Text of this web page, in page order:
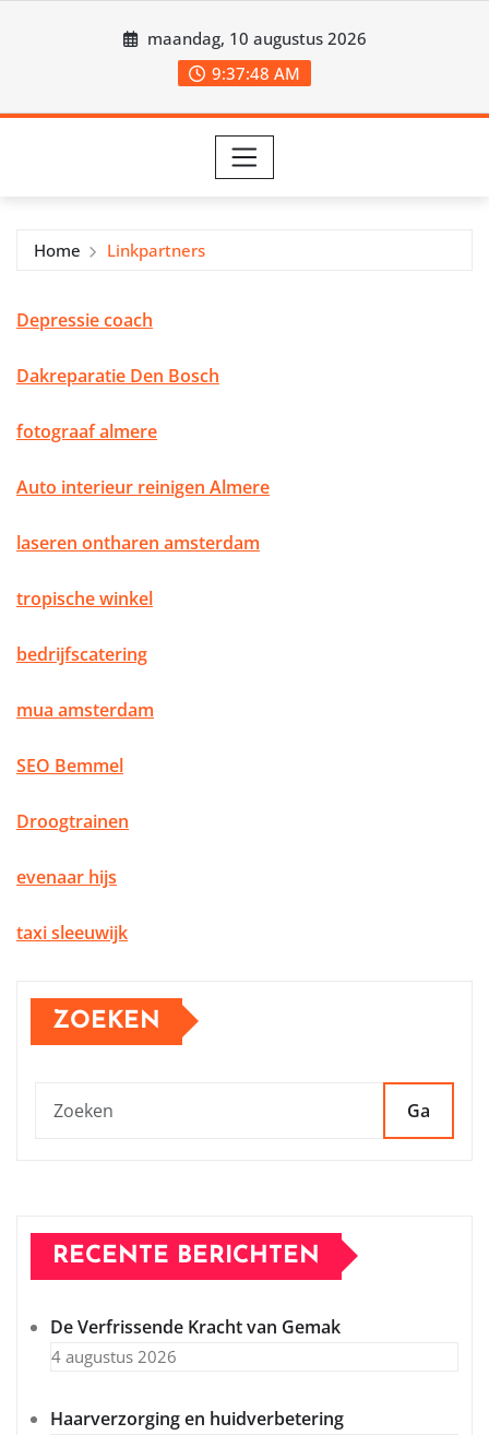
maandag, 10 augustus 2026
9:37:49 AM
Home Linkpartners
Depressie coach
Dakreparatie Den Bosch
fotograaf almere
Auto interieur reinigen Almere
laseren ontharen amsterdam
tropische winkel
bedrijfscatering
mua amsterdam
SEO Bemmel
Droogtrainen
evenaar hijs
taxi sleeuwijk
ZOEKEN
Ga
RECENTE BERICHTEN
De Verfrissende Kracht van Gemak
4 augustus 2026
Haarverzorging en huidverbetering